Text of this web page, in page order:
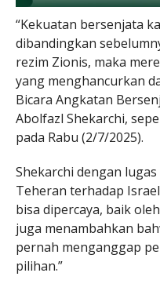
“Kekuatan bersenjata
dibandingkan
rezim Zionis, maka
yang menghancurkan
Bicara Angkatan
Abolfazl Shekarchi,
pada Rabu (2/7/2025).
Shekarchi dengan
Teheran terhadap
bisa dipercaya, baik
juga menambahkan
pernah menganggap
pilihan.”